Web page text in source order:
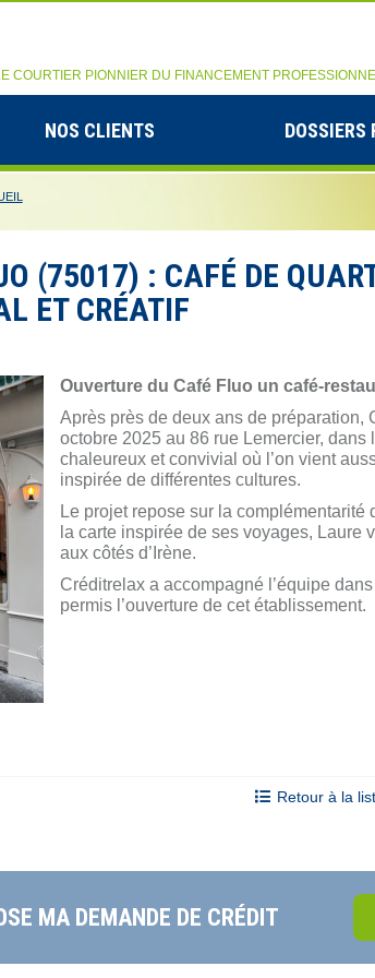
COURTIER PIONNIER DU FINANCEMENT
NOS CLIENTS DOSSIERS
(75017) : CAFÉ DE
ET CRÉATIF
Ouverture du Café Fluo un café-
Après près de deux ans de préparation,
octobre 2025 au 86 rue Lemercier,
chaleureux et convivial où l’on vient
inspirée de différentes cultures.
Le projet repose sur la
la carte inspirée de ses voyages, Laure
aux côtés d’Irène.
Créditrelax a accompagné l’équipe
permis l’ouverture de cet établissement.
Retour à la
MA DEMANDE DE CRÉDIT